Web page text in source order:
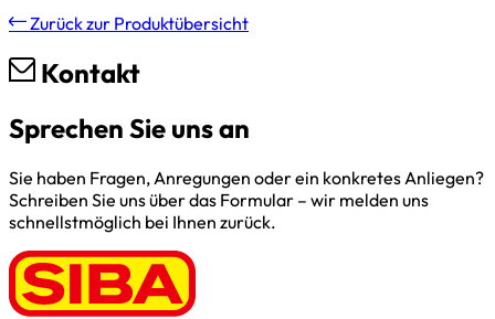
Zurück zur Produktübersicht
Kontakt
Sprechen Sie uns an
Sie haben Fragen, Anregungen oder ein konkretes Anliegen?
Schreiben Sie uns über das Formular – wir melden uns
schnellstmöglich bei Ihnen zurück.